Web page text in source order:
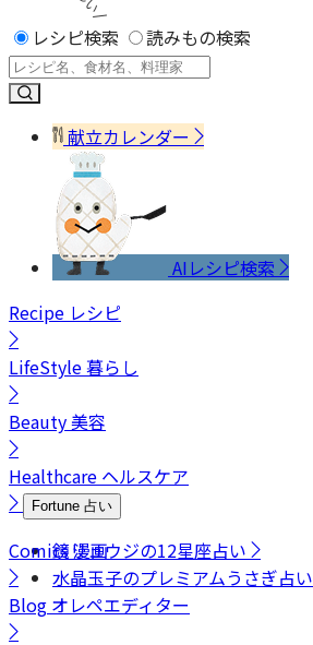
レシピ検索 読みもの検索
献立カレンダー
AIレシピ検索
Recipe レシピ
LifeStyle暮らし
Beauty美容
Healthcare ヘルスケア
Fortune 占い
鏡リュウジの12星座占い
水晶玉子のプレミアムうさぎ占い
Comics漫画
Blog オレペエディター